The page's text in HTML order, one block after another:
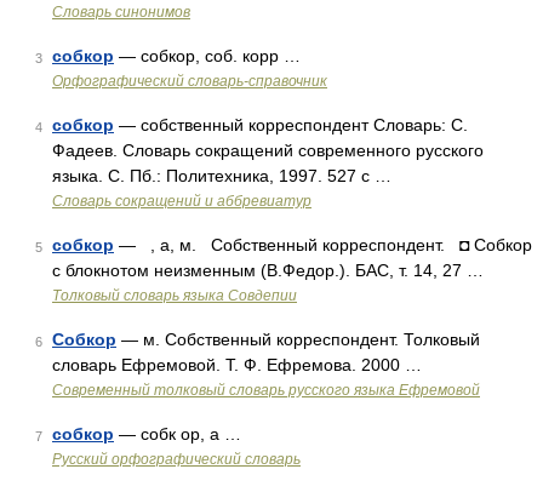
Словарь синонимов
3 собкор — собкор, соб. корр …
Орфографический словарь-справочник
4 собкор — собственный корреспондент Словарь: С.
Фадеев. Словарь сокращений современного русского
языка. С. Пб.: Политехника, 1997. 527 с …
Словарь сокращений и аббревиатур
5 собкор — , а, м. Собственный корреспондент. ◘ Собкор
с блокнотом неизменным (В.Федор.). БАС, т. 14, 27 …
Толковый словарь языка Совдепии
6 Собкор — м. Собственный корреспондент. Толковый
словарь Ефремовой. Т. Ф. Ефремова. 2000 …
Современный толковый словарь русского языка Ефремовой
7 собкор — собк ор, а …
Русский орфографический словарь